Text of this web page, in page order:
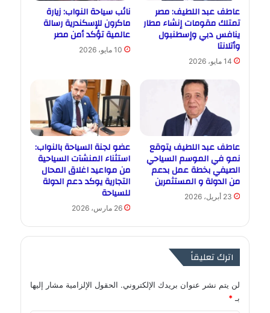
عاطف عبد اللطيف: مصر
تمتلك مقومات إنشاء مطار
ينافس دبي وإسطنبول
وأتلانتا
14 مايو، 2026
نائب سياحة النواب: زيارة
ماكرون للإسكندرية رسالة
عالمية تؤكد أمن مصر
10 مايو، 2026
عاطف عبد اللطيف يتوقع
نمو في الموسم السياحي
الصيفي بخطة عمل بدعم
من الدولة و المستثمرين
23 أبريل، 2026
عضو لجنة السياحة بالنواب:
استثناء المنشآت السياحية
من مواعيد اغلاق المحال
التجارية يوكد دعم الدولة
للسياحة
26 مارس، 2026
اترك تعليقاً
لن يتم نشر عنوان بريدك الإلكتروني. الحقول الإلزامية مشار إليها
بـ *